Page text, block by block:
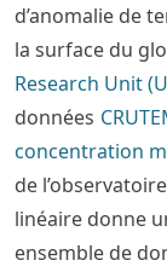
d’anomalie de
la surface du
Research Unit
données
concentration
de
linéaire donne
ensemble de